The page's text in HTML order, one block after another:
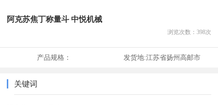
阿克苏焦丁称量斗 中悦机械
浏览次数： 398次
产品规格： 发货地:江苏省扬州高邮市
关键词